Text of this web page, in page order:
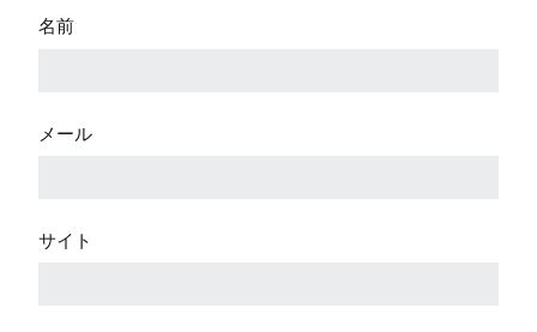
名前
メール
サイト